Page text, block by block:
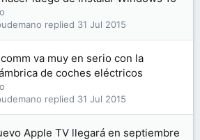
31 Jul 2015
va muy en serio con la
de coches eléctricos
31 Jul 2015
Apple TV llegará en septiembre